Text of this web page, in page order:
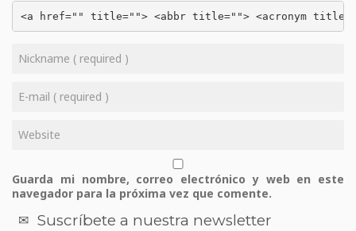
<a href="" title=""> <abbr title=""> <acronym
Guarda mi nombre, correo electrónico y web en este
navegador para la próxima vez que comente.
Suscríbete a nuestra newsletter